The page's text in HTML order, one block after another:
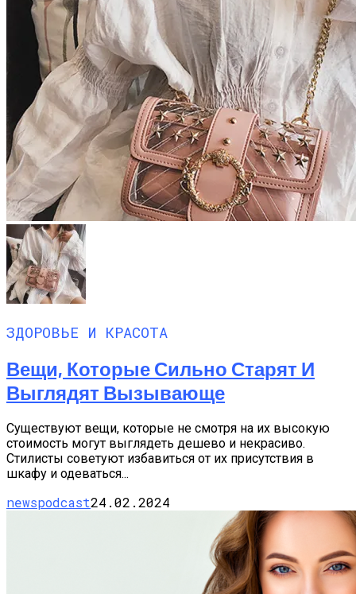
ЗДОРОВЬЕ И КРАСОТА
Вещи, Которые Сильно Старят И
Выглядят Вызывающе
Существуют вещи, которые не смотря на их высокую
стоимость могут выглядеть дешево и некрасиво.
Стилисты советуют избавиться от их присутствия в
шкафу и одеваться...
newspodcast24.02.2024